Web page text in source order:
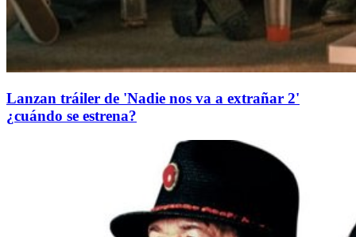
Lanzan tráiler de 'Nadie nos va a extrañar 2'
¿cuándo se estrena?